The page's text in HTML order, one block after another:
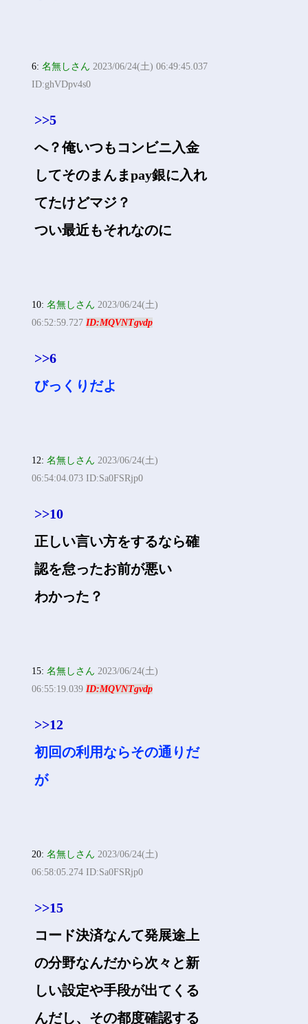
6:名無しさん 2023/06/24(土) 06:49:45.037
ID:ghVDpv4s0
>>5
へ？俺いつもコンビニ入金
してそのまんまpay銀に入れ
てたけどマジ？
つい最近もそれなのに
10:名無しさん 2023/06/24(土)
06:52:59.727ID:MQVNTgvdp
>>6
びっくりだよ
12:名無しさん 2023/06/24(土)
06:54:04.073 ID:Sa0FSRjp0
>>10
正しい言い方をするなら確
認を怠ったお前が悪い
わかった？
15:名無しさん 2023/06/24(土)
06:55:19.039ID:MQVNTgvdp
>>12
初回の利用ならその通りだ
が
20:名無しさん 2023/06/24(土)
06:58:05.274 ID:Sa0FSRjp0
>>15
コード決済なんて発展途上
の分野なんだから次々と新
しい設定や手段が出てくる
んだし、その都度確認する